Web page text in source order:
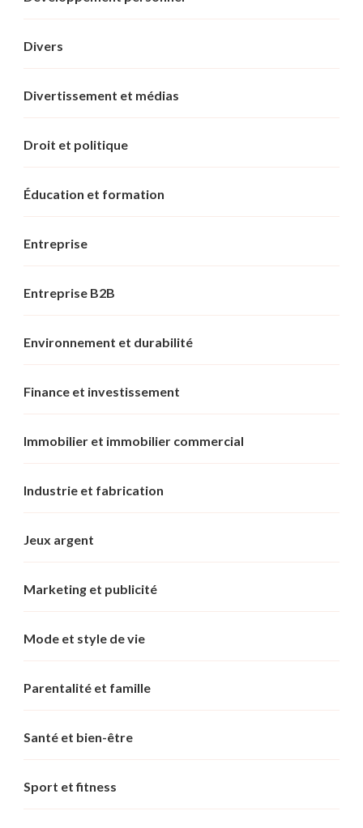
Divers
Divertissement et médias
Droit et politique
Éducation et formation
Entreprise
Entreprise B2B
Environnement et durabilité
Finance et investissement
Immobilier et immobilier commercial
Industrie et fabrication
Jeux argent
Marketing et publicité
Mode et style de vie
Parentalité et famille
Santé et bien-être
Sport et fitness